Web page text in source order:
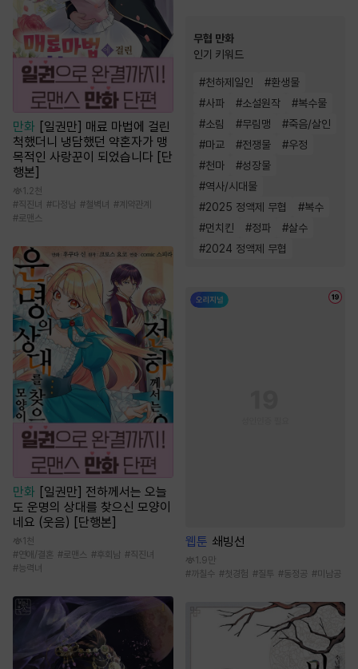
만화
[일권만] 매료 마법에 걸린
척했더니 냉담했던 약혼자가 맹
목적인 사랑꾼이 되었습니다 [단
행본]
1.2천
#직진녀 #다정남 #철벽녀 # 계약관계
#로맨스
만화 [일권만] 전하께서는 오늘
도 운명의 상대를 찾으신 모양이
네요 (웃음) [단행본]
1천
#연애/결혼 #로맨스 #후회남 #직진녀
#능력녀
무협 만화
인기 키워드
#천하제일인 #환생물
#사파 #소설원작 #복수물
#소림 #무림맹 #죽음/살인
#마교 #전쟁물 #우정
#천마 #성장물
#역사/시대물
#2025 정액제 무협 #복수
#먼치킨 #정파 #살수
#2024 정액제 무협
웹툰 쇄빙선
1.9만
#까칠수 #첫경험 #질투 #동정공 #미남공